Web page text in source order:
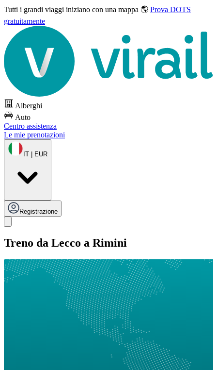
Tutti i grandi viaggi iniziano con una mappa 🌎 Prova DOTS
gratuitamente
Alberghi
Auto
Centro assistenza
Le mie prenotazioni
IT | EUR
Registrazione
Treno da Lecco a Rimini